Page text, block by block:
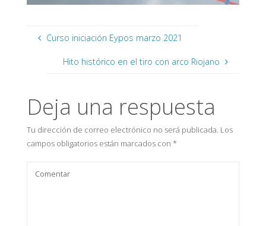
Curso iniciación Eypos marzo 2021
Hito histórico en el tiro con arco Riojano
Deja una respuesta
Tu dirección de correo electrónico no será publicada. Los
campos obligatorios están marcados con *